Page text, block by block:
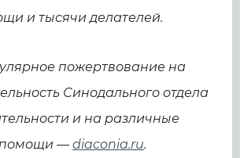
и тысячи делателей.
пожертвование на
Синодального отдела
и на различные
помощи — diaconia.ru.